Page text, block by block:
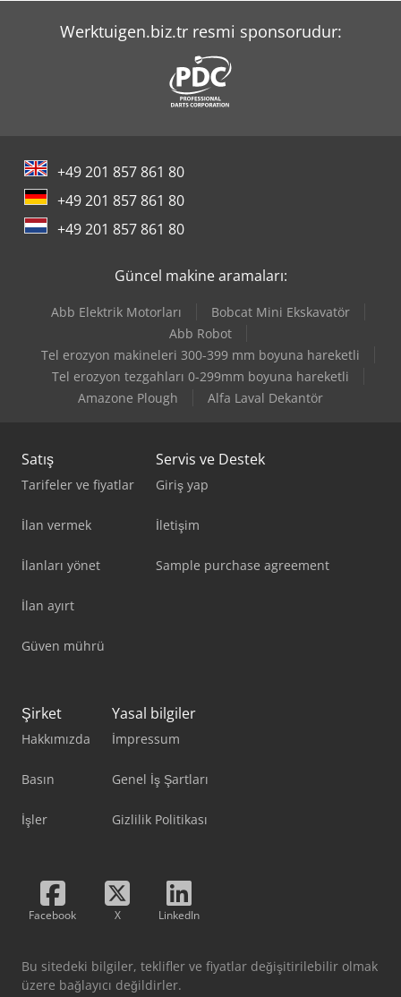
Werktuigen.biz.tr resmi sponsorudur:
+49 201 857 861 80
+49 201 857 861 80
+49 201 857 861 80
Güncel makine aramaları:
Abb Elektrik Motorları
Bobcat Mini Ekskavatör
Abb Robot
Tel erozyon makineleri 300-399 mm boyuna hareketli
Tel erozyon tezgahları 0-299mm boyuna hareketli
Amazone Plough
Alfa Laval Dekantör
Satış
Tarifeler ve fiyatlar
İlan vermek
İlanları yönet
İlan ayırt
Güven mührü
Servis ve Destek
Giriş yap
İletişim
Sample purchase agreement
Şirket
Hakkımızda
Basın
İşler
Yasal bilgiler
İmpressum
Genel İş Şartları
Gizlilik Politikası
Facebook X LinkedIn
Bu sitedeki bilgiler, teklifler ve fiyatlar değişitirilebilir olmak
üzere bağlayıcı değildirler.